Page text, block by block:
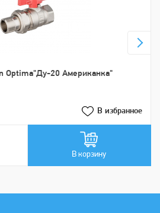
Optima"Ду-20 Американка"
В избранное
В корзину